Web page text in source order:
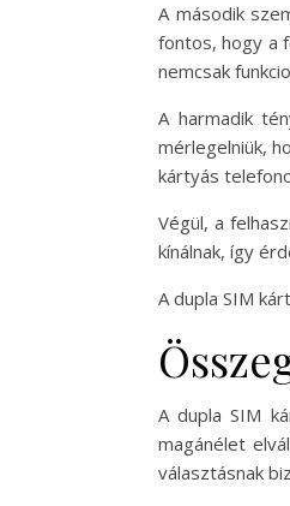
A második
fontos, hogy a
nemcsak
A harmadik
mérlegelniük,
kártyás
Végül, a
kínálnak, így
A dupla SIM
A dupla SIM
magánélet
választásnak